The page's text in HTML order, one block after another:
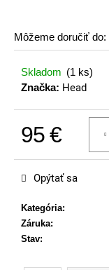
Môžeme doručiť do:
Skladom (1 ks)
Značka: Head
95 €
Jednotková cena:
Kategória:
Záruka:
Stav:
Opýtať sa
o
r
ú
č
e
VOLKL
RTM